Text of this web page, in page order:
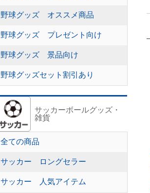
野球グッズ オススメ商品
野球グッズ プレゼント向け
野球グッズ 景品向け
野球グッズセット割引あり
サッカーボールグッズ・
雑貨
全ての商品
サッカー ロングセラー
サッカー 人気アイテム